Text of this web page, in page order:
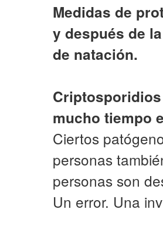
Medidas de
y después de
de natación.
mucho tiempo
Ciertos
personas
personas son
Un error. Una